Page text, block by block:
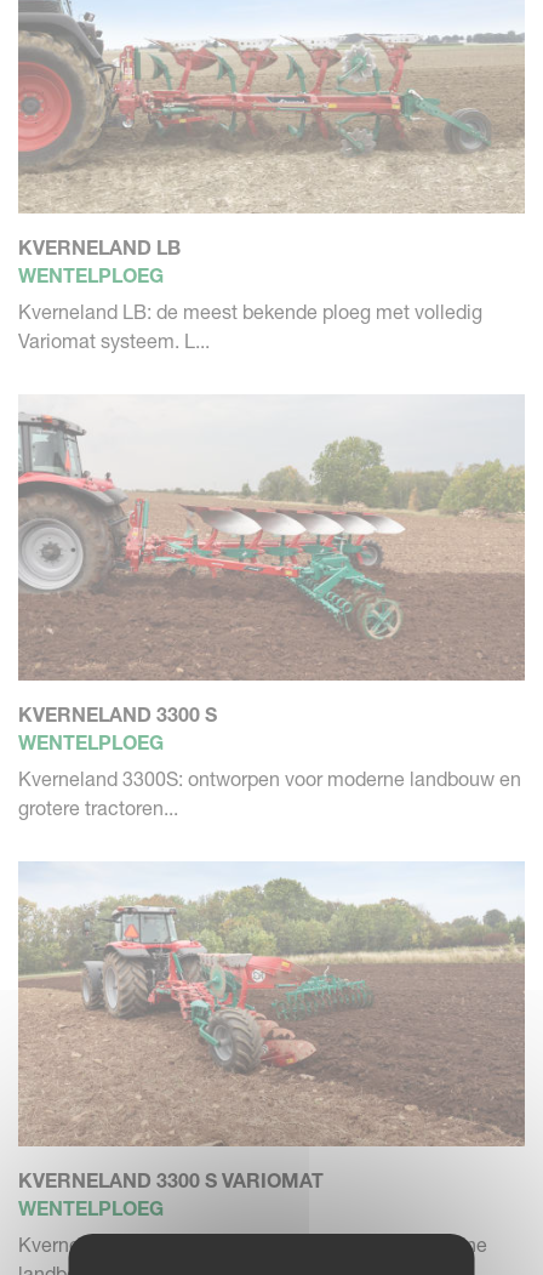
KVERNELAND LB
WENTELPLOEG
Kverneland LB: de meest bekende ploeg met volledig
Variomat systeem. L...
KVERNELAND 3300 S
WENTELPLOEG
Kverneland 3300S: ontworpen voor moderne landbouw en
grotere tractoren...
KVERNELAND 3300 S VARIOMAT
WENTELPLOEG
Kverneland 3300S Variomat: ontworpen voor moderne